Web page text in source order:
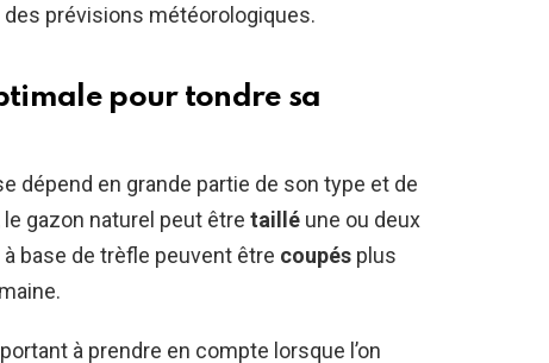
prévisions météorologiques.
pour tondre sa
dépend en grande partie de son type et de
le gazon naturel peut être taillé une ou deux
base de trèfle peuvent être coupés plus
à prendre en compte lorsque l’on